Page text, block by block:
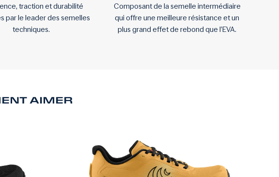
traction et durabilité
par le leader des semelles
techniques.
Composant de la semelle intermédiaire
qui offre une meilleure résistance et un
plus grand effet de rebond que l’EVA.
AIMER